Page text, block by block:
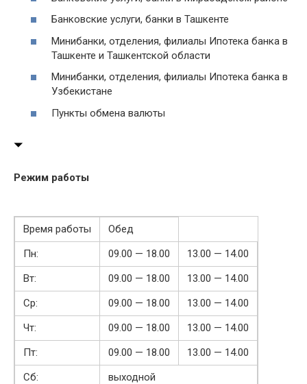
Банковские услуги, банки в Ташкенте
Минибанки, отделения, филиалы Ипотека банка в
Ташкенте и Ташкентской области
Минибанки, отделения, филиалы Ипотека банка в
Узбекистане
Пункты обмена валюты
Режим работы
Время работы
Обед
Пн:
09.00 — 18.00
13.00 — 14.00
Вт:
09.00 — 18.00
13.00 — 14.00
Ср:
09.00 — 18.00
13.00 — 14.00
Чт:
09.00 — 18.00
13.00 — 14.00
Пт:
09.00 — 18.00
13.00 — 14.00
Сб:
выходной